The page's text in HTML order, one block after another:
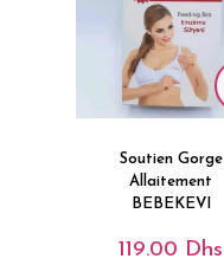
Soutien Gorge
Allaitement
BEBEKEVI
119.00 Dhs